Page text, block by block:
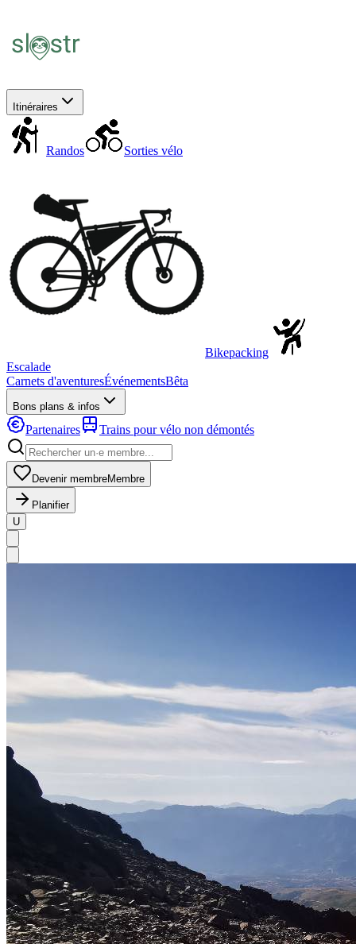
Itinéraires
Randos Sorties vélo
Bikepacking
Escalade
Carnets d'aventuresÉvénementsBêta
Bons plans & infos
Partenaires Trains pour vélo non démontés
Devenir membreMembre
Planifier
U
MapLibre